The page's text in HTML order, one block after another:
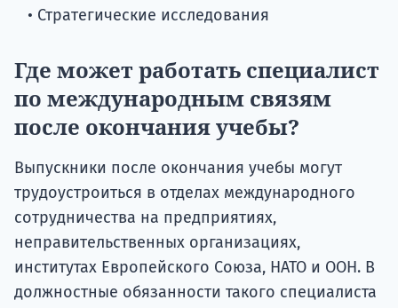
• Стратегические исследования
Где может работать специалист
по международным связям
после окончания учебы?
Выпускники после окончания учебы могут
трудоустроиться в отделах международного
сотрудничества на предприятиях,
неправительственных организациях,
институтах Европейского Союза, НАТО и ООН. В
должностные обязанности такого специалиста